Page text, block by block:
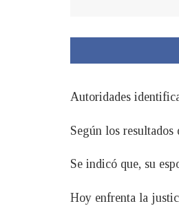
Autoridades
Según los
Se indicó que, su
Hoy enfrenta la